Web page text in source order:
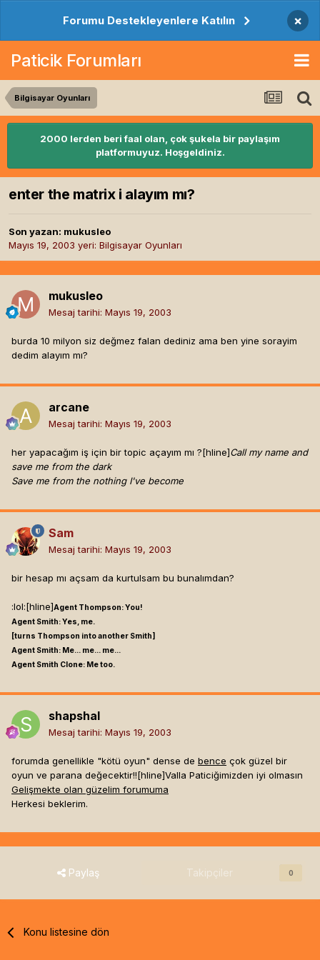
Forumu Destekleyenlere Katılın ×
Paticik Forumları
Bilgisayar Oyunları
2000 lerden beri faal olan, çok şukela bir paylaşım
platformuyuz. Hoşgeldiniz.
enter the matrix i alayım mı?
Son yazan: mukusleo
Mayıs 19, 2003 yeri: Bilgisayar Oyunları
mukusleo
Mesaj tarihi: Mayıs 19, 2003
burda 10 milyon siz değmez falan dediniz ama ben yine sorayim
dedim alayım mı?
arcane
Mesaj tarihi: Mayıs 19, 2003
her yapacağım iş için bir topic açayım mı ?[hline]Call my name and
save me from the dark
Save me from the nothing I've become
Sam
Mesaj tarihi: Mayıs 19, 2003
bir hesap mı açsam da kurtulsam bu bunalımdan?
:lol:[hline]Agent Thompson: You!
Agent Smith: Yes, me.
[turns Thompson into another Smith]
Agent Smith: Me... me... me...
Agent Smith Clone: Me too.
shapshal
Mesaj tarihi: Mayıs 19, 2003
forumda genellikle "kötü oyun" dense de bence çok güzel bir
oyun ve parana değecektir!![hline]Valla Paticiğimizden iyi olmasın
Gelişmekte olan güzelim forumuma
Herkesi beklerim.
Paylaş Takipçiler 0
Konu listesine dön